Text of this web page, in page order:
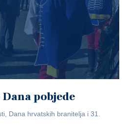
pobjede
Dana hrvatskih branitelja i 31.